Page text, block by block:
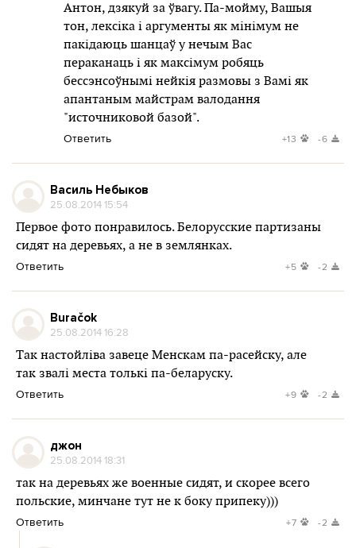
Антон, дзякуй за ўвагу. Па-мойму, Вашыя
тон, лексіка і аргументы як мінімум не
пакідаюць шанцаў у нечым Вас
пераканаць і як максімум робяць
бессэнсоўнымі нейкія размовы з Вамі як
апантаным майстрам валодання
"источниковой базой".
Ответить +13 -6
Василь Небыков
25.08.2014 15:54
Первое фото понравилось. Белорусские партизаны
сидят на деревьях, а не в землянках.
Ответить +5 -2
Buračok
25.08.2014 16:28
Так настойліва завеце Менскам па-расейску, але
так звалі места толькі па-беларуску.
Ответить +9 -2
джон
25.08.2014 18:31
так на деревьях же военные сидят, и скорее всего
польские, минчане тут не к боку припеку)))
Ответить +7 -2